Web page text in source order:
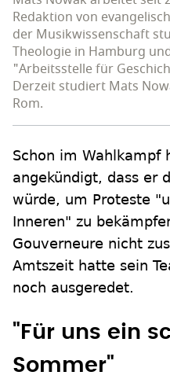
Redaktion von
der Musikwissenschaft
Theologie in Hamburg
"Arbeitsstelle für
Derzeit studiert Mats
Rom.
Schon im Wahlkampf
angekündigt, dass er
würde, um Proteste
Inneren" zu
Gouverneure nicht
Amtszeit hatte sein
noch ausgeredet.
"Für uns ein
Sommer"